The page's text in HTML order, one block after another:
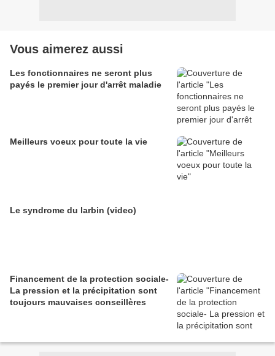
Vous aimerez aussi
Les fonctionnaires ne seront plus
payés le premier jour d'arrêt maladie
Meilleurs voeux pour toute la vie
Le syndrome du larbin (video)
Financement de la protection sociale-
La pression et la précipitation sont
toujours mauvaises conseillères